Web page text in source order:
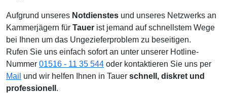
Aufgrund unseres Notdienstes und unseres Netzwerks an
Kammerjägern für Tauer ist jemand auf schnellstem Wege
bei Ihnen um das Ungezieferproblem zu beseitigen.
Rufen Sie uns einfach sofort an unter unserer Hotline-
Nummer 01516 - 11 35 544 oder kontaktieren Sie uns per
Mail und wir helfen Ihnen in Tauer schnell, diskret und
professionell .